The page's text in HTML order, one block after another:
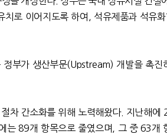
로 이어지도록 하여, 석유제품과 석유
부가 생산부문(Upstream) 개발을 촉진
차 간소화를 위해 노력해왔다. 지난해에
는 89개 항목으로 줄였으며, 그 중 63개